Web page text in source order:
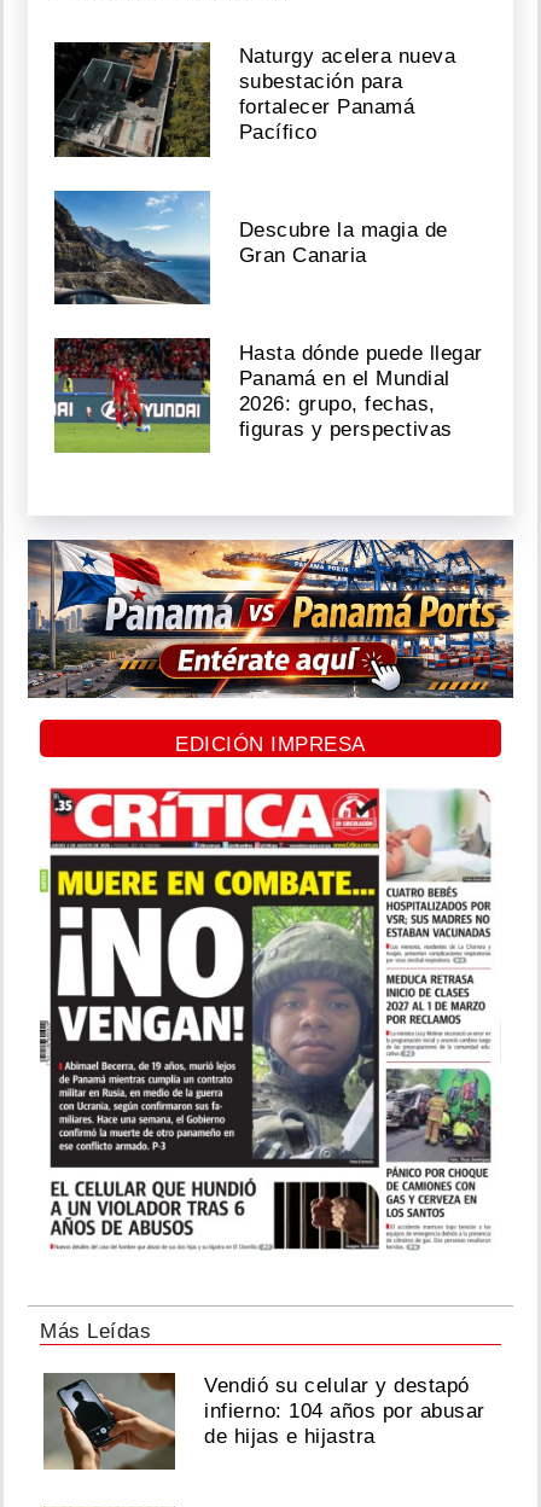
Naturgy acelera nueva
subestación para
fortalecer Panamá
Pacífico
Descubre la magia de
Gran Canaria
Hasta dónde puede llegar
Panamá en el Mundial
2026: grupo, fechas,
figuras y perspectivas
EDICIÓN IMPRESA
Más Leídas
Vendió su celular y destapó
infierno: 104 años por abusar
de hijas e hijastra